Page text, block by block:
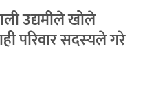
उद्यमीले खोले
परिवार सदस्यले गरे